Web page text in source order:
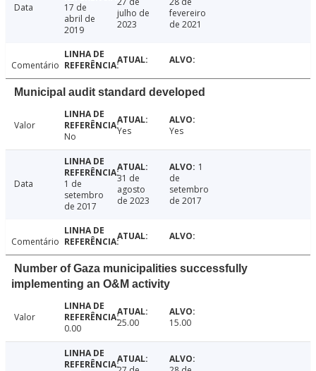
Data
17 de
abril de
2019
julho de
2023
fevereiro
de 2021
Comentário
Municipal audit standard developed
Valor
No
Yes Yes
Data
1 de
setembro
de 2017
31 de
agosto
de 2023
1
de
setembro
de 2017
Comentário
Number of Gaza municipalities successfully
implementing an O&M activity
Valor
0.00
25.00 15.00